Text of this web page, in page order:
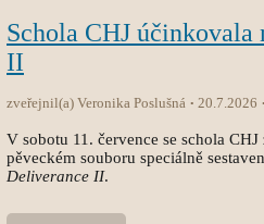
Schola CHJ
II
zveřejnil(a) Veronika Poslušná 20.7.2026
V sobotu 11. července se schola
pěveckém souboru speciálně
Deliverance II.